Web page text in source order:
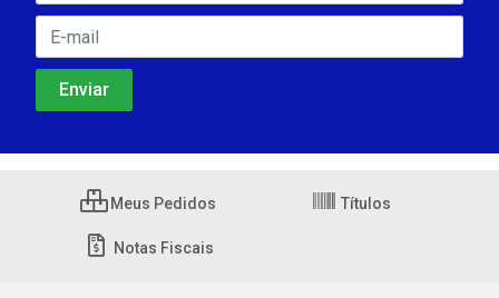
Meus Pedidos Títulos
Notas Fiscais